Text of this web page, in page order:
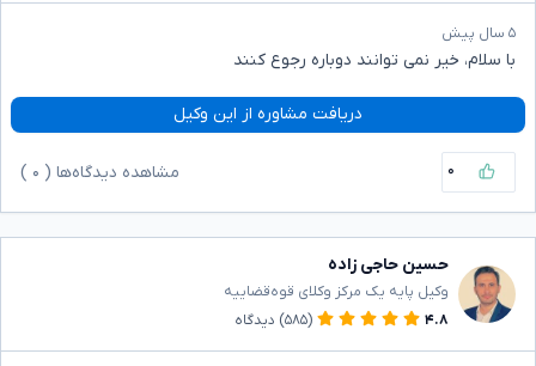
۵ سال پیش
با سلام، خیر نمی توانند دوباره رجوع کنند
دریافت مشاوره از این وکیل
۰ مشاهده دیدگاه‌ها ( ۰
حسین حاجی زاده
وکیل پایه یک مرکز وکلای قوه‌قضاییه
۴.۸
(۵۸۵) دیدگاه